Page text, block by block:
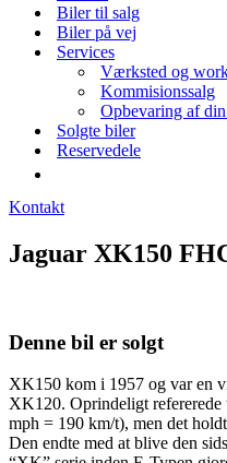
Biler til salg
Biler på vej
Services
Værksted og
Kommisionssalg
Opbevaring af
Solgte biler
Reservedele
Kontakt
Jaguar XK150
Denne bil er solgt
XK150 kom i 1957 og var en
XK120. Oprindeligt refererede
mph = 190 km/t), men det
Den endte med at blive den